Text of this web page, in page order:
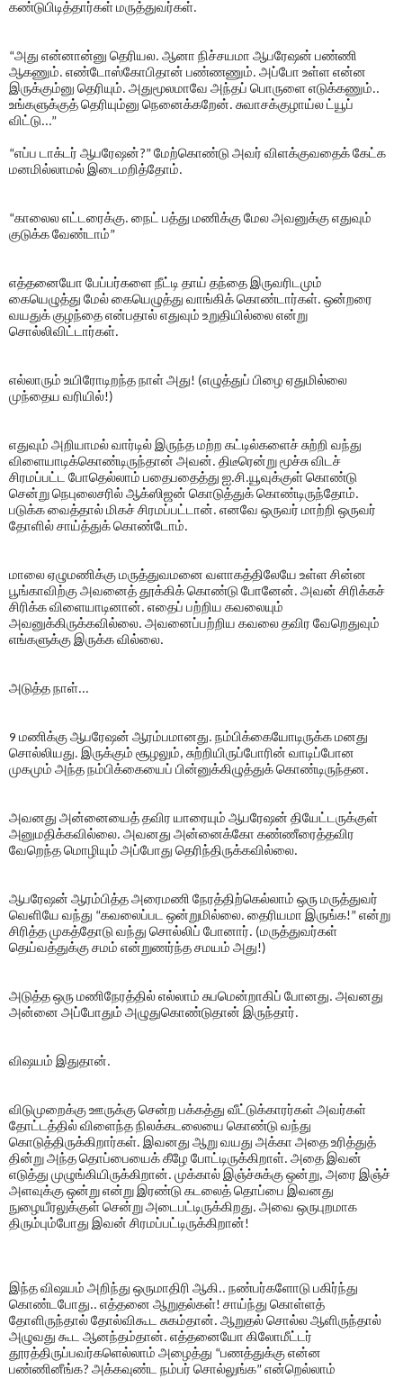
கண்டுபிடித்தார்கள் மருத்துவர்கள்.
“அது என்னான்னு தெரியல. ஆனா நிச்சயமா ஆபரேஷன் பண்ணி
ஆகணும். எண்டோஸ்கோபிதான் பண்ணணும். அப்போ உள்ள என்ன
இருக்கும்னு தெரியும். அதுமூலமாவே அந்தப் பொருளை எடுக்கணும்..
உங்களுக்குத் தெரியும்னு நெனைக்கறேன். சுவாசக்குழாய்ல ட்யூப்
விட்டு...”
“எப்ப டாக்டர் ஆபரேஷன்?” மேற்கொண்டு அவர் விளக்குவதைக் கேட்க
மனமில்லாமல் இடைமறித்தோம்.
“காலைல எட்டரைக்கு. நைட் பத்து மணிக்கு மேல அவனுக்கு எதுவும்
குடுக்க வேண்டாம்”
எத்தனையோ பேப்பர்களை நீட்டி தாய் தந்தை இருவரிடமும்
கையெழுத்து மேல் கையெழுத்து வாங்கிக் கொண்டார்கள். ஒன்றரை
வயதுக் குழந்தை என்பதால் எதுவும் உறுதியில்லை என்று
சொல்லிவிட்டார்கள்.
எல்லாரும் உயிரோடிறந்த நாள் அது! (எழுத்துப் பிழை ஏதுமில்லை
முந்தைய வரியில்!)
எதுவும் அறியாமல் வார்டில் இருந்த மற்ற கட்டில்களைச் சுற்றி வந்து
விளையாடிக்கொண்டிருந்தான் அவன். திடீரென்று மூச்சு விடச்
சிரமப்பட்ட போதெல்லாம் பதைபதைத்து ஐ.சி.யூவுக்குள் கொண்டு
சென்று நெபுலைசரில் ஆக்ஸிஜன் கொடுத்துக் கொண்டிருந்தோம்.
படுக்க வைத்தால் மிகச் சிரமப்பட்டான். எனவே ஒருவர் மாற்றி ஒருவர்
தோளில் சாய்த்துக் கொண்டோம்.
மாலை ஏழுமணிக்கு மருத்துவமனை வளாகத்திலேயே உள்ள சின்ன
பூங்காவிற்கு அவனைத் தூக்கிக் கொண்டு போனேன். அவன் சிரிக்கச்
சிரிக்க விளையாடினான். எதைப் பற்றிய கவலையும்
அவனுக்கிருக்கவில்லை. அவனைப்பற்றிய கவலை தவிர வேறெதுவும்
எங்களுக்கு இருக்க வில்லை.
அடுத்த நாள்...
9 மணிக்கு ஆபரேஷன் ஆரம்பமானது. நம்பிக்கையோடிருக்க மனது
சொல்லியது. இருக்கும் சூழலும், சுற்றியிருப்போரின் வாடிப்போன
முகமும் அந்த நம்பிக்கையைப் பின்னுக்கிழுத்துக் கொண்டிருந்தன.
அவனது அன்னையைத் தவிர யாரையும் ஆபரேஷன் தியேட்டருக்குள்
அனுமதிக்கவில்லை. அவனது அன்னைக்கோ கண்ணீரைத்தவிர
வேறெந்த மொழியும் அப்போது தெரிந்திருக்கவில்லை.
ஆபரேஷன் ஆரம்பித்த அரைமணி நேரத்திற்கெல்லாம் ஒரு மருத்துவர்
வெளியே வந்து “கவலைப்பட ஒன்றுமில்லை. தைரியமா இருங்க!” என்று
சிரித்த முகத்தோடு வந்து சொல்லிப் போனார். (மருத்துவர்கள்
தெய்வத்துக்கு சமம் என்றுணர்ந்த சமயம் அது!)
அடுத்த ஒரு மணிநேரத்தில் எல்லாம் சுபமென்றாகிப் போனது. அவனது
அன்னை அப்போதும் அழுதுகொண்டுதான் இருந்தார்.
விஷயம் இதுதான்.
விடுமுறைக்கு ஊருக்கு சென்ற பக்கத்து வீட்டுக்காரர்கள் அவர்கள்
தோட்டத்தில் விளைந்த நிலக்கடலையை கொண்டு வந்து
கொடுத்திருக்கிறார்கள். இவனது ஆறு வயது அக்கா அதை உரித்துத்
தின்று அந்த தொப்பையைக் கீழே போட்டிருக்கிறாள். அதை இவன்
எடுத்து முழுங்கியிருக்கிறான். முக்கால் இஞ்ச்சுக்கு ஒன்று, அரை இஞ்ச்
அளவுக்கு ஒன்று என்று இரண்டு கடலைத் தொப்பை இவனது
நுழையீரலுக்குள் சென்று அடைபட்டிருக்கிறது. அவை ஒருபுறமாக
திரும்பும்போது இவன் சிரமப்பட்டிருக்கிறான்!
இந்த விஷயம் அறிந்து ஒருமாதிரி ஆகி.. நண்பர்களோடு பகிர்ந்து
கொண்டபோது.. எத்தனை ஆறுதல்கள்! சாய்ந்து கொள்ளத்
தோளிருந்தால் தோல்விகூட சுகம்தான். ஆறுதல் சொல்ல ஆளிருந்தால்
அழுவது கூட ஆனந்தம்தான். எத்தனையோ கிலோமீட்டர்
தூரத்திருப்பவர்களெல்லாம் அழைத்து “பணத்துக்கு என்ன
பண்ணினீங்க? அக்கவுண்ட நம்பர் சொல்லுங்க” என்றெல்லாம்